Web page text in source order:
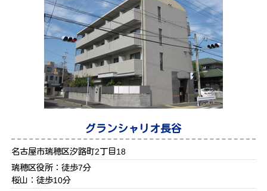
グランシャリオ長谷
名古屋市瑞穂区汐路町2丁目18
瑞穂区役所：徒歩7分
桜山：徒歩10分
マイリスト
アパマンショップ 栄店
アパマンショップ 御器所店
お問い合せ